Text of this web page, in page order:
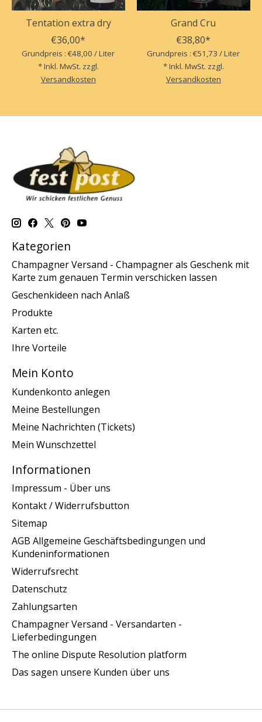
Tentation extra dry
€36,00*
Grundpreis : €48,00 / Liter
* Inkl. MwSt. zzgl.
Versandkosten
Grand Cru
€38,80*
Grundpreis : €51,73 / Liter
* Inkl. MwSt. zzgl.
Versandkosten
Kategorien
Champagner Versand - Champagner als Geschenk mit
Karte zum genauen Termin verschicken lassen
Geschenkideen nach Anlaß
Produkte
Karten etc.
Ihre Vorteile
Mein Konto
Kundenkonto anlegen
Meine Bestellungen
Meine Nachrichten (Tickets)
Mein Wunschzettel
Informationen
Impressum - Über uns
Kontakt / Widerrufsbutton
Sitemap
AGB Allgemeine Geschäftsbedingungen und
Kundeninformationen
Widerrufsrecht
Datenschutz
Zahlungsarten
Champagner Versand - Versandarten -
Lieferbedingungen
The online Dispute Resolution platform
Das sagen unsere Kunden über uns